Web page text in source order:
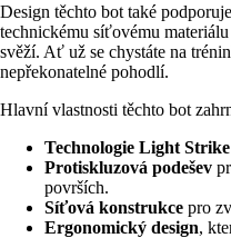
Design těchto bot také
technickému síťovému
svěží. Ať už se chystáte na
nepřekonatelné pohodlí.
Hlavní vlastnosti těchto bot
Technologie Light
Protiskluzová podešev
površích.
Síťová konstrukce pro
Ergonomický design,